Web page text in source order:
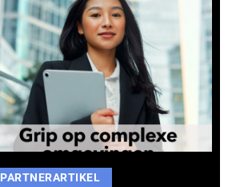
PARTNERARTIKEL